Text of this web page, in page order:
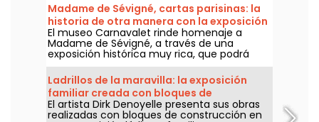
Madame de Sévigné, cartas parisinas: la
historia de otra manera con la exposición
del museo Carnavalet
El museo Carnavalet rinde homenaje a
Madame de Sévigné, a través de una
exposición histórica muy rica, que podrá
visitarse del 15 de abril al 23 de agosto de
2026.
Ladrillos de la maravilla: la exposición
familiar creada con bloques de
construcción, ampliada en París
El artista Dirk Denoyelle presenta sus obras
realizadas con bloques de construcción en